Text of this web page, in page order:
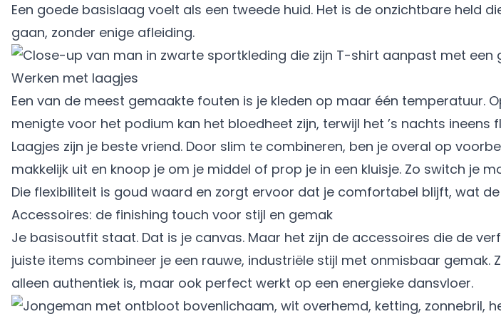
Een goede basislaag voelt als een tweede huid. Het is de onzichtbare held
gaan, zonder enige afleiding.
Werken met laagjes
Een van de meest gemaakte fouten is je kleden op maar één temperatuur.
menigte voor het podium kan het bloedheet zijn, terwijl het ’s nachts
Laagjes zijn je beste vriend. Door slim te combineren, ben je overal op
makkelijk uit en knoop je om je middel of prop je in een kluisje. Zo switch je
Die flexibiliteit is goud waard en zorgt ervoor dat je comfortabel blijft, wat
Accessoires: de finishing touch voor stijl en gemak
Je basisoutfit staat. Dat is je canvas. Maar het zijn de accessoires die de
juiste items combineer je een rauwe, industriële stijl met onmisbaar
alleen authentiek is, maar ook perfect werkt op een energieke dansvloer.